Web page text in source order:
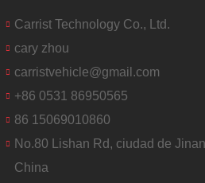
Carrist Technology Co., Ltd.
cary zhou
carristvehicle@gmail.com
+86 0531 86950565
86 15069010860
No.80 Lishan Rd, ciudad de
China